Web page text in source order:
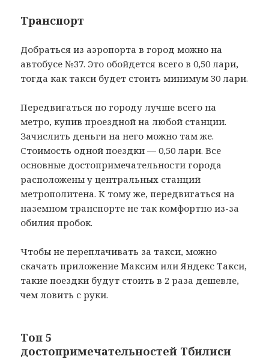
Транспорт
Добраться из аэропорта в город можно на
автобусе №37. Это обойдется всего в 0,50 лари,
тогда как такси будет стоить минимум 30 лари.
Передвигаться по городу лучше всего на
метро, купив проездной на любой станции.
Зачислить деньги на него можно там же.
Стоимость одной поездки — 0,50 лари. Все
основные достопримечательности города
расположены у центральных станций
метрополитена. К тому же, передвигаться на
наземном транспорте не так комфортно из-за
обилия пробок.
Чтобы не переплачивать за такси, можно
скачать приложение Максим или Яндекс Такси,
такие поездки будут стоить в 2 раза дешевле,
чем ловить с руки.
Топ 5
достопримечательностей Тбилиси